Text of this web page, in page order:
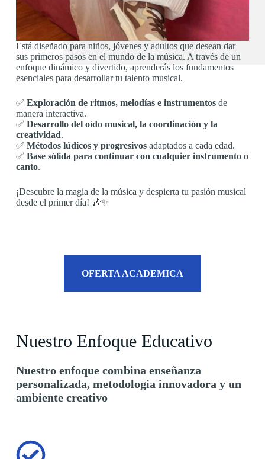
Está diseñado para niños, jóvenes y adultos que desean dar
sus primeros pasos en el mundo de la música. A través de un
enfoque dinámico y divertido, aprenderás los fundamentos
esenciales para desarrollar tu talento musical.
✅ Exploración de ritmos, melodías e instrumentosde
manera interactiva.
✅ Desarrollo del oído musical, la coordinación y la
creatividad.
✅ Métodos lúdicos y progresivosadaptados a cada edad.
✅ Base sólida para continuar con cualquier instrumento o
canto.
¡Descubre la magia de la música y despierta tu pasión musical
desde el primer día! 🎶✨
OFERTA ACADEMICA
Nuestro Enfoque Educativo
Nuestro enfoque combina enseñanza
personalizada, metodología innovadora y un
ambiente creativo